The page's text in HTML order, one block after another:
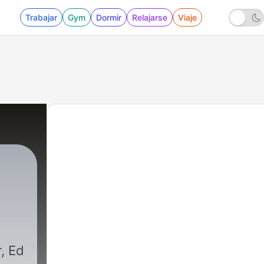
Trabajar Gym Dormir Relajarse Viaje
Ed